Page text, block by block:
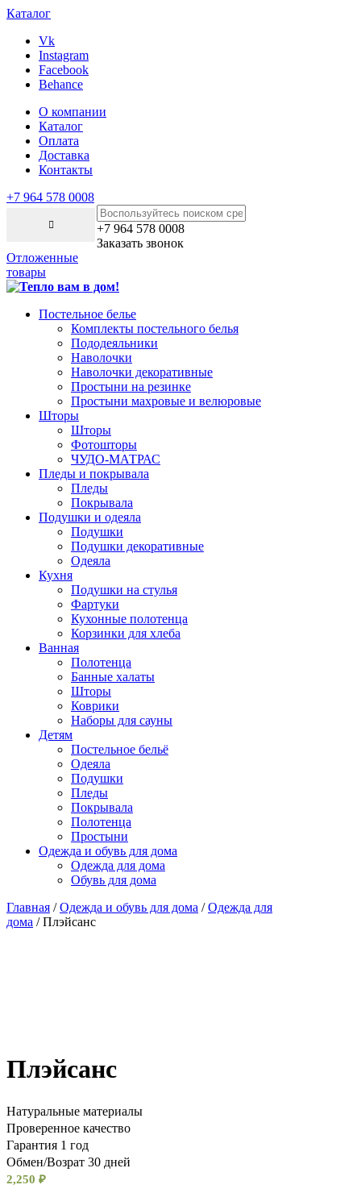
Каталог
Vk
Instagram
Facebook
Behance
О компании
Каталог
Оплата
Доставка
Контакты
+7 964 578 0008
+7 964 578 0008
Заказать звонок
Отложенные
товары
Постельное белье
Комплекты постельного белья
Пододеяльники
Наволочки
Наволочки декоративные
Простыни на резинке
Простыни махровые и велюровые
Шторы
Шторы
Фотошторы
ЧУДО-МАТРАС
Пледы и покрывала
Пледы
Покрывала
Подушки и одеяла
Подушки
Подушки декоративные
Одеяла
Кухня
Подушки на стулья
Фартуки
Кухонные полотенца
Корзинки для хлеба
Ванная
Полотенца
Банные халаты
Шторы
Коврики
Наборы для сауны
Детям
Постельное бельё
Одеяла
Подушки
Пледы
Покрывала
Полотенца
Простыни
Одежда и обувь для дома
Одежда для дома
Обувь для дома
Главная /Одежда и обувь для дома /Одежда для
дома / Плэйсанс
Плэйсанс
Натуральные материалы
Проверенное качество
Гарантия 1 год
Обмен/Возрат 30 дней
2,250 ₽